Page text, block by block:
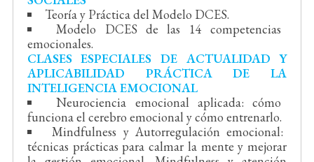
Teoría y Práctica del Modelo DCES.
Modelo DCES de las 14 competencias
emocionales.
CLASES ESPECIALES DE ACTUALIDAD Y
APLICABILIDAD PRÁCTICA DE LA
INTELIGENCIA EMOCIONAL
Neurociencia emocional aplicada: cómo
funciona el cerebro emocional y cómo entrenarlo.
Mindfulness y Autorregulación emocional:
técnicas prácticas para calmar la mente y mejorar